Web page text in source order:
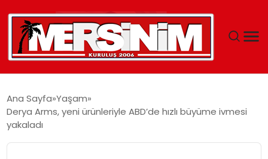
YAŞAM
Ana Sayfa Yaşam
Derya Arms, yeni ürünleriyle ABD’de hızlı büyüme ivmesi
yakaladı